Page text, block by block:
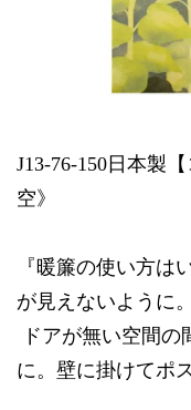
J13-76-150日本製
空》
『暖簾の使い方は
が見えないように。
ドアが無い空間の
に。壁に掛けてポ